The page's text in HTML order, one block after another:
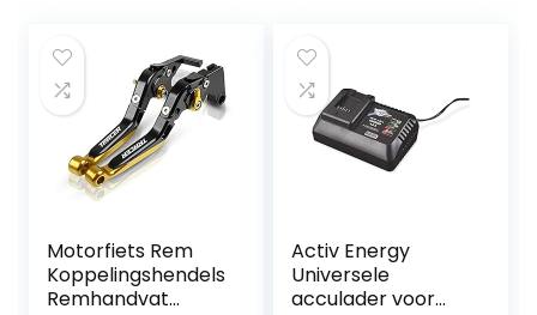
Motorfiets Rem
Koppelingshendels
Remhandvat
Activ Energy
Universele
acculader voor